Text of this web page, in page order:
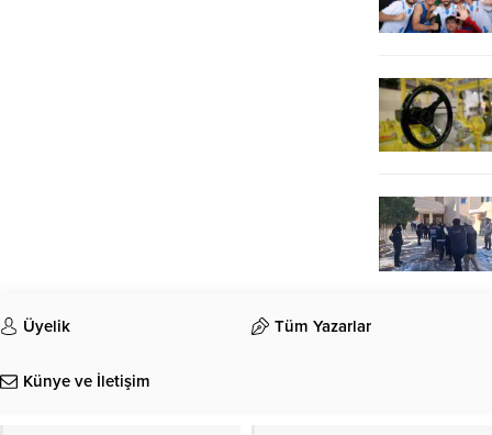
Üyelik Tüm Yazarlar
Künye ve İletişim